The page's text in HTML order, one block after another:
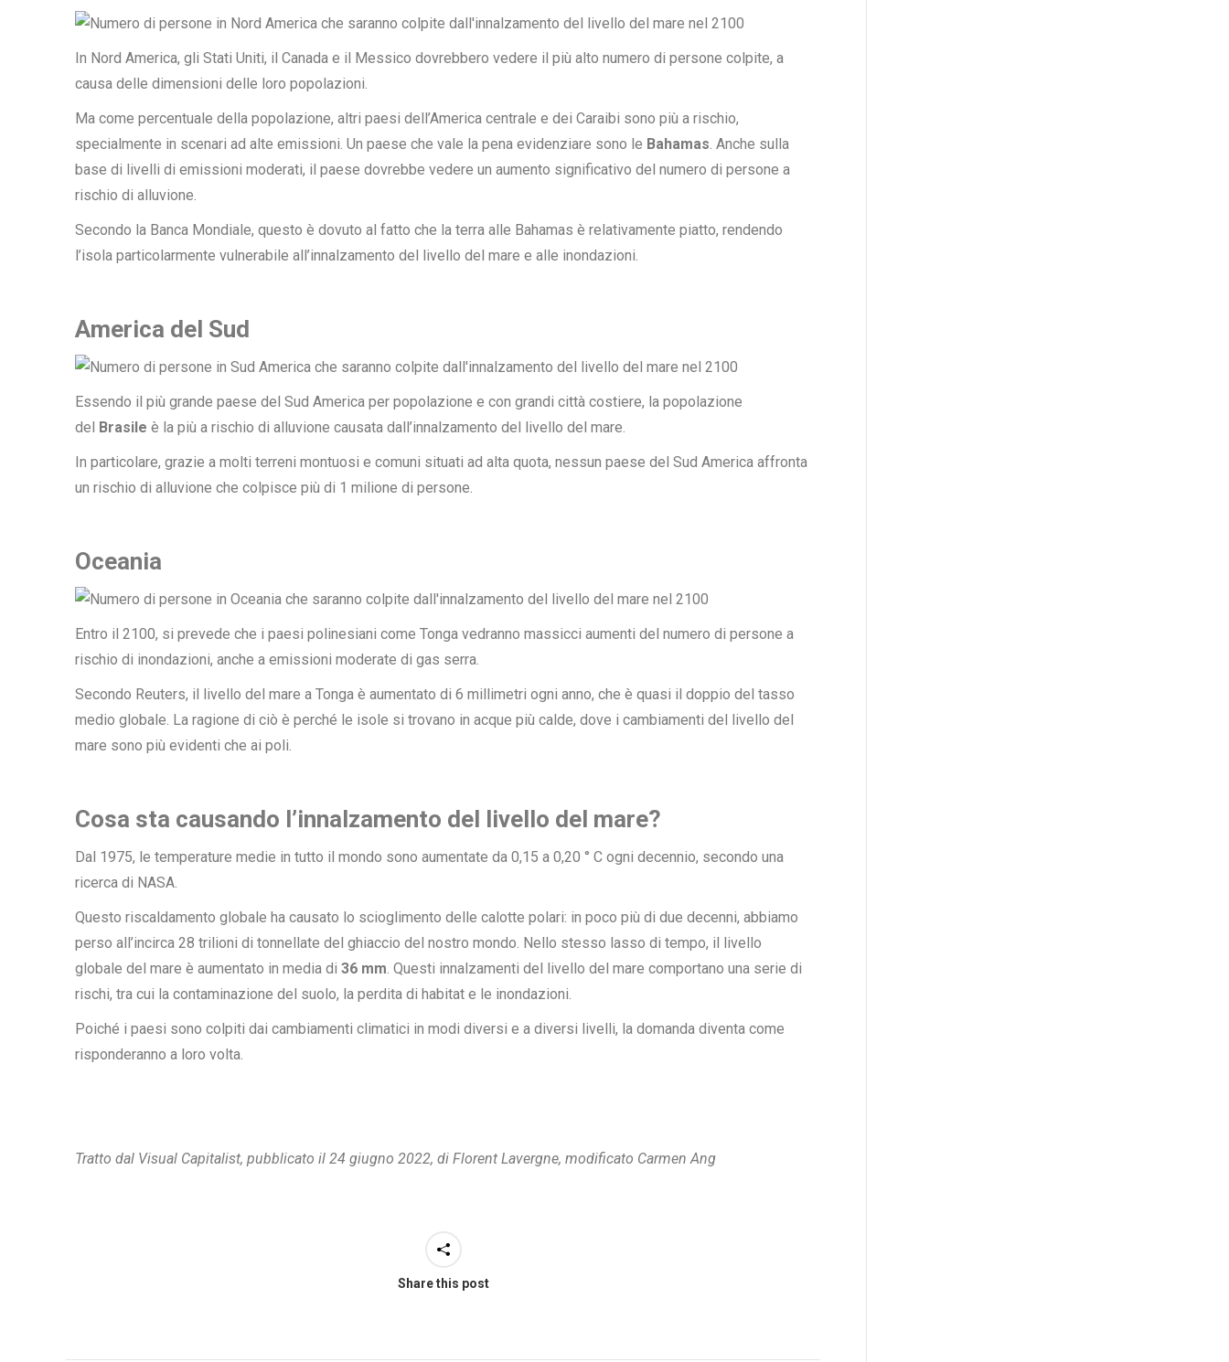
In Nord America, gli Stati Uniti, il Canada e il Messico dovrebbero vedere il più alto numero di persone colpite, a
causa delle dimensioni delle loro popolazioni.
Ma come percentuale della popolazione, altri paesi dell’America centrale e dei Caraibi sono più a rischio,
specialmente in scenari ad alte emissioni. Un paese che vale la pena evidenziare sono le Bahamas . Anche sulla
base di livelli di emissioni moderati, il paese dovrebbe vedere un aumento significativo del numero di persone a
rischio di alluvione.
Secondo la Banca Mondiale, questo è dovuto al fatto che la terra alle Bahamas è relativamente piatto, rendendo
l’isola particolarmente vulnerabile all’innalzamento del livello del mare e alle inondazioni.
America del Sud
Essendo il più grande paese del Sud America per popolazione e con grandi città costiere, la popolazione
del Brasile è la più a rischio di alluvione causata dall’innalzamento del livello del mare.
In particolare, grazie a molti terreni montuosi e comuni situati ad alta quota, nessun paese del Sud America affronta
un rischio di alluvione che colpisce più di 1 milione di persone.
Oceania
Entro il 2100, si prevede che i paesi polinesiani come Tonga vedranno massicci aumenti del numero di persone a
rischio di inondazioni, anche a emissioni moderate di gas serra.
Secondo Reuters, il livello del mare a Tonga è aumentato di 6 millimetri ogni anno, che è quasi il doppio del tasso
medio globale. La ragione di ciò è perché le isole si trovano in acque più calde, dove i cambiamenti del livello del
mare sono più evidenti che ai poli.
Cosa sta causando l’innalzamento del livello del mare?
Dal 1975, le temperature medie in tutto il mondo sono aumentate da 0,15 a 0,20 ° C ogni decennio, secondo una
ricerca di NASA
Questo riscaldamento globale ha causato lo scioglimento delle calotte polari: in poco più di due decenni, abbiamo
perso all’incirca 28 trilioni di tonnellate del ghiaccio del nostro mondo. Nello stesso lasso di tempo, il livello
globale del mare è aumentato in media di 36 mm . Questi innalzamenti del livello del mare comportano una serie di
rischi, tra cui la contaminazione del suolo, la perdita di habitat e le inondazioni.
Poiché i paesi sono colpiti dai cambiamenti climatici in modi diversi e a diversi livelli, la domanda diventa come
risponderanno a loro volta.
Tratto dal Visual Capitalist, pubblicato il 24 giugno 2022, di Florent Lavergne, modificato Carmen Ang
Share this post